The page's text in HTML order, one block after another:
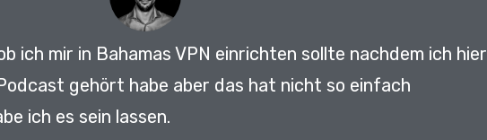
ich mir in Bahamas VPN einrichten sollte nachdem ich hier
gehört habe aber das hat nicht so einfach
ich es sein lassen.